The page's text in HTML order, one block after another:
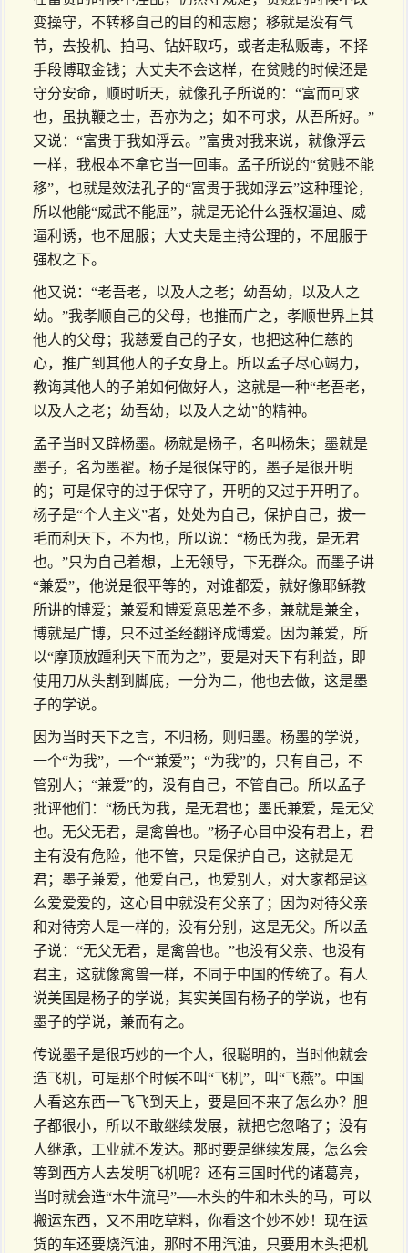
变操守，不转移自己的目的和志愿；移就是没有气
节，去投机、拍马、钻奸取巧，或者走私贩毒，不择
手段博取金钱；大丈夫不会这样，在贫贱的时候还是
守分安命，顺时听天，就像孔子所说的：“富而可求
也，虽执鞭之士，吾亦为之；如不可求，从吾所好。”
又说：“富贵于我如浮云。”富贵对我来说，就像浮云
一样，我根本不拿它当一回事。孟子所说的“贫贱不能
移”，也就是效法孔子的“富贵于我如浮云”这种理论，
所以他能“威武不能屈”，就是无论什么强权逼迫、威
逼利诱，也不屈服；大丈夫是主持公理的，不屈服于
强权之下。
他又说：“老吾老，以及人之老；幼吾幼，以及人之
幼。”我孝顺自己的父母，也推而广之，孝顺世界上其
他人的父母；我慈爱自己的子女，也把这种仁慈的
心，推广到其他人的子女身上。所以孟子尽心竭力，
教诲其他人的子弟如何做好人，这就是一种“老吾老，
以及人之老；幼吾幼，以及人之幼”的精神。
孟子当时又辟杨墨。杨就是杨子，名叫杨朱；墨就是
墨子，名为墨翟。杨子是很保守的，墨子是很开明
的；可是保守的过于保守了，开明的又过于开明了。
杨子是“个人主义”者，处处为自己，保护自己，拔一
毛而利天下，不为也，所以说：“杨氏为我，是无君
也。”只为自己着想，上无领导，下无群众。而墨子讲
“兼爱”，他说是很平等的，对谁都爱，就好像耶稣教
所讲的博爱；兼爱和博爱意思差不多，兼就是兼全，
博就是广博，只不过圣经翻译成博爱。因为兼爱，所
以“摩顶放踵利天下而为之”，要是对天下有利益，即
使用刀从头割到脚底，一分为二，他也去做，这是墨
子的学说。
因为当时天下之言，不归杨，则归墨。杨墨的学说，
一个“为我”，一个“兼爱”；“为我”的，只有自己，不
管别人；“兼爱”的，没有自己，不管自己。所以孟子
批评他们：“杨氏为我，是无君也；墨氏兼爱，是无父
也。无父无君，是禽兽也。”杨子心目中没有君上，君
主有没有危险，他不管，只是保护自己，这就是无
君；墨子兼爱，他爱自己，也爱别人，对大家都是这
么爱爱爱的，这心目中就没有父亲了；因为对待父亲
和对待旁人是一样的，没有分别，这是无父。所以孟
子说：“无父无君，是禽兽也。”也没有父亲、也没有
君主，这就像禽兽一样，不同于中国的传统了。有人
说美国是杨子的学说，其实美国有杨子的学说，也有
墨子的学说，兼而有之。
传说墨子是很巧妙的一个人，很聪明的，当时他就会
造飞机，可是那个时候不叫“飞机”，叫“飞燕”。中国
人看这东西一飞飞到天上，要是回不来了怎么办？胆
子都很小，所以不敢继续发展，就把它忽略了；没有
人继承，工业就不发达。那时要是继续发展，怎么会
等到西方人去发明飞机呢？还有三国时代的诸葛亮，
当时就会造“木牛流马”──木头的牛和木头的马，可以
搬运东西，又不用吃草料，你看这个妙不妙！现在运
货的车还要烧汽油，那时不用汽油，只要用木头把机